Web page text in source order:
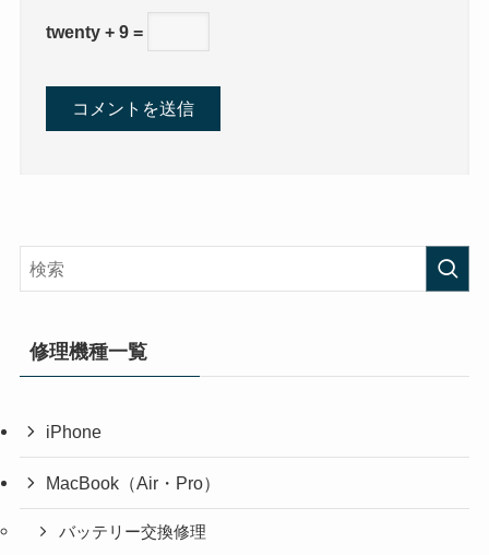
twenty + 9 =
修理機種一覧
iPhone
MacBook（Air・Pro）
バッテリー交換修理